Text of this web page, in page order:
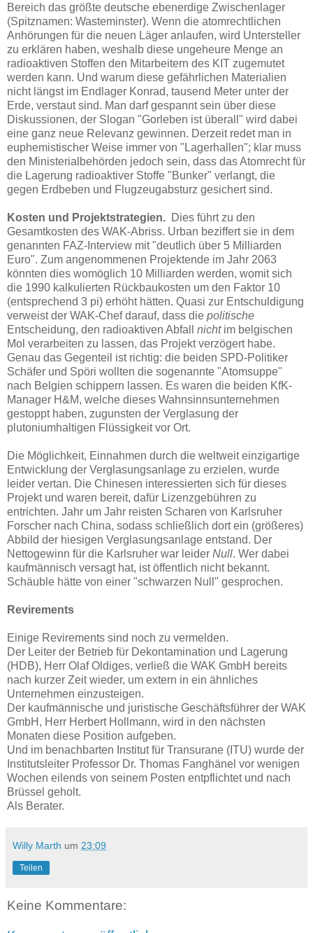
Bereich das größte deutsche ebenerdige Zwischenlager
(Spitznamen: Wasteminster). Wenn die atomrechtlichen
Anhörungen für die neuen Läger anlaufen, wird Untersteller
zu erklären haben, weshalb diese ungeheure Menge an
radioaktiven Stoffen den Mitarbeitern des KIT zugemutet
werden kann. Und warum diese gefährlichen Materialien
nicht längst im Endlager Konrad, tausend Meter unter der
Erde, verstaut sind. Man darf gespannt sein über diese
Diskussionen, der Slogan "Gorleben ist überall" wird dabei
eine ganz neue Relevanz gewinnen. Derzeit redet man in
euphemistischer Weise immer von "Lagerhallen"; klar muss
den Ministerialbehörden jedoch sein, dass das Atomrecht für
die Lagerung radioaktiver Stoffe "Bunker" verlangt, die
gegen Erdbeben und Flugzeugabsturz gesichert sind.
Kosten und Projektstrategien. Dies führt zu den
Gesamtkosten des WAK-Abriss. Urban beziffert sie in dem
genannten FAZ-Interview mit "deutlich über 5 Milliarden
Euro". Zum angenommenen Projektende im Jahr 2063
könnten dies womöglich 10 Milliarden werden, womit sich
die 1990 kalkulierten Rückbaukosten um den Faktor 10
(entsprechend 3 pi) erhöht hätten. Quasi zur Entschuldigung
verweist der WAK-Chef darauf, dass die politische
Entscheidung, den radioaktiven Abfall nicht im belgischen
Mol verarbeiten zu lassen, das Projekt verzögert habe.
Genau das Gegenteil ist richtig: die beiden SPD-Politiker
Schäfer und Spöri wollten die sogenannte "Atomsuppe"
nach Belgien schippern lassen. Es waren die beiden KfK-
Manager H&M, welche dieses Wahnsinnsunternehmen
gestoppt haben, zugunsten der Verglasung der
plutoniumhaltigen Flüssigkeit vor Ort.
Die Möglichkeit, Einnahmen durch die weltweit einzigartige
Entwicklung der Verglasungsanlage zu erzielen, wurde
leider vertan. Die Chinesen interessierten sich für dieses
Projekt und waren bereit, dafür Lizenzgebühren zu
entrichten. Jahr um Jahr reisten Scharen von Karlsruher
Forscher nach China, sodass schließlich dort ein (größeres)
Abbild der hiesigen Verglasungsanlage entstand. Der
Nettogewinn für die Karlsruher war leider Null. Wer dabei
kaufmännisch versagt hat, ist öffentlich nicht bekannt.
Schäuble hätte von einer "schwarzen Null" gesprochen.
Revirements
Einige Revirements sind noch zu vermelden.
Der Leiter der Betrieb für Dekontamination und Lagerung
(HDB), Herr Olaf Oldiges, verließ die WAK GmbH bereits
nach kurzer Zeit wieder, um extern in ein ähnliches
Unternehmen einzusteigen.
Der kaufmännische und juristische Geschäftsführer der WAK
GmbH, Herr Herbert Hollmann, wird in den nächsten
Monaten diese Position aufgeben.
Und im benachbarten Institut für Transurane (ITU) wurde der
Institutsleiter Professor Dr. Thomas Fanghänel vor wenigen
Wochen eilends von seinem Posten entpflichtet und nach
Brüssel geholt.
Als Berater.
Willy Marth um 23:09
Teilen
Keine Kommentare: